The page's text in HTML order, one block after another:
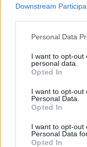
Downstream
Personal Data
I want to opt-out
personal data.
Opted In
I want to opt-out
Personal Data.
Opted In
I want to opt-out
Personal Data
Opted In
Vitesse folle
flashée à